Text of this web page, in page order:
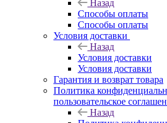
Назад
Способы оплаты
Способы оплаты
Условия доставки
Назад
Условия доставки
Условия доставки
Гарантия и возврат товара
Политика
пользовательское
Назад